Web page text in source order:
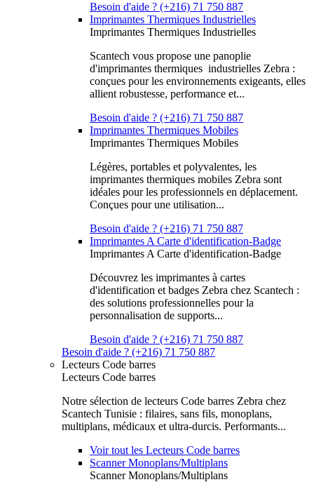
Besoin d'aide ? (+216) 71 750 887
Imprimantes Thermiques Industrielles
Imprimantes Thermiques Industrielles
Scantech vous propose une panoplie
d'imprimantes thermiques industrielles Zebra :
conçues pour les environnements exigeants, elles
allient robustesse, performance et...
Besoin d'aide ? (+216) 71 750 887
Imprimantes Thermiques Mobiles
Imprimantes Thermiques Mobiles
Légères, portables et polyvalentes, les
imprimantes thermiques mobiles Zebra sont
idéales pour les professionnels en déplacement.
Conçues pour une utilisation...
Besoin d'aide ? (+216) 71 750 887
Imprimantes A Carte d'identification-Badge
Imprimantes A Carte d'identification-Badge
Découvrez les imprimantes à cartes
d'identification et badges Zebra chez Scantech :
des solutions professionnelles pour la
personnalisation de supports...
Besoin d'aide ? (+216) 71 750 887
Besoin d'aide ? (+216) 71 750 887
Lecteurs Code barres
Lecteurs Code barres
Notre sélection de lecteurs Code barres Zebra chez
Scantech Tunisie : filaires, sans fils, monoplans,
multiplans, médicaux et ultra-durcis. Performants...
Voir tout les Lecteurs Code barres
Scanner Monoplans/Multiplans
Scanner Monoplans/Multiplans